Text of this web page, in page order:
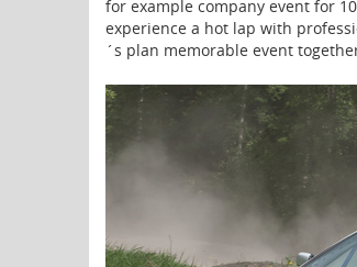
for example company event for
experience a hot lap with
´s plan memorable event